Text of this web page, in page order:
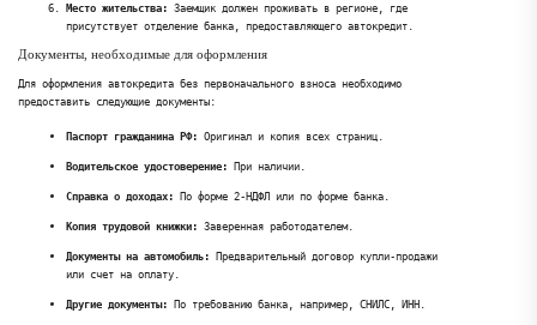
Место жительства: Заемщик должен проживать в регионе, где
присутствует отделение банка, предоставляющего автокредит.
Документы, необходимые для оформления
Для оформления автокредита без первоначального взноса необходимо
предоставить следующие документы:
Паспорт гражданина РФ: Оригинал и копия всех страниц.
Водительское удостоверение: При наличии.
Справка о доходах: По форме 2-НДФЛ или по форме банка.
Копия трудовой книжки: Заверенная работодателем.
Документы на автомобиль: Предварительный договор купли-продажи
или счет на оплату.
Другие документы: По требованию банка, например, СНИЛС, ИНН.